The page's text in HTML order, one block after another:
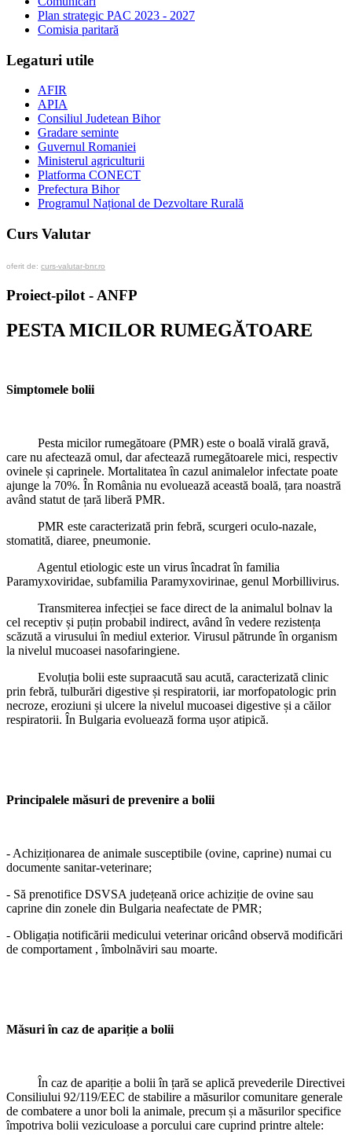
Plan strategic PAC 2023 - 2027
Comisia paritară
Legaturi utile
AFIR
APIA
Consiliul Judetean Bihor
Gradare seminte
Guvernul Romaniei
Ministerul agriculturii
Platforma CONECT
Prefectura Bihor
Programul Național de Dezvoltare Rurală
Curs Valutar
oferit de: curs-valutar-bnr.ro
Proiect-pilot - ANFP
PESTA MICILOR RUMEGĂTOARE
Simptomele bolii
Pesta micilor rumegătoare (PMR) este o boală virală gravă,
care nu afectează omul, dar afectează rumegătoarele mici, respectiv
ovinele și caprinele. Mortalitatea în cazul animalelor infectate poate
ajunge la 70%. În România nu evoluează această boală, țara noastră
având statut de țară liberă PMR.
PMR este caracterizată prin febră, scurgeri oculo-nazale,
stomatită, diaree, pneumonie.
Agentul etiologic este un virus încadrat în familia
Paramyxoviridae, subfamilia Paramyxovirinae, genul Morbillivirus.
Transmiterea infecției se face direct de la animalul bolnav la
cel receptiv și puțin probabil indirect, având în vedere rezistența
scăzută a virusului în mediul exterior. Virusul pătrunde în organism
la nivelul mucoasei nasofaringiene.
Evoluția bolii este supraacută sau acută, caracterizată clinic
prin febră, tulburări digestive și respiratorii, iar morfopatologic prin
necroze, eroziuni și ulcere la nivelul mucoasei digestive și a căilor
respiratorii. În Bulgaria evoluează forma ușor atipică.
Principalele măsuri de prevenire a bolii
- Achiziționarea de animale susceptibile (ovine, caprine) numai cu
documente sanitar-veterinare;
- Să prenotifice DSVSA județeană orice achiziție de ovine sau
caprine din zonele din Bulgaria neafectate de PMR;
- Obligația notificării medicului veterinar oricând observă modificări
de comportament , îmbolnăviri sau moarte.
Măsuri în caz de apariție a bolii
În caz de apariție a bolii în țară se aplică prevederile Directivei
Consiliului 92/119/EEC de stabilire a măsurilor comunitare generale
de combatere a unor boli la animale, precum și a măsurilor specifice
împotriva bolii veziculoase a porcului care cuprind printre altele: